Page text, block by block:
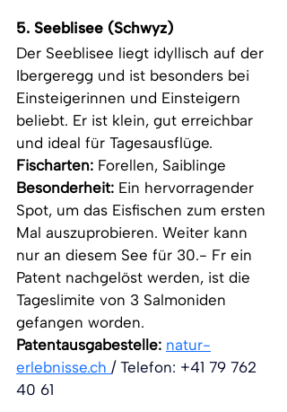
5. Seeblisee (Schwyz)
Der Seeblisee liegt idyllisch auf der
Ibergeregg und ist besonders bei
Einsteigerinnen und Einsteigern
beliebt. Er ist klein, gut erreichbar
und ideal für Tagesausflüge.
Fischarten: Forellen, Saiblinge
Besonderheit: Ein hervorragender
Spot, um das Eisfischen zum ersten
Mal auszuprobieren. Weiter kann
nur an diesem See für 30.- Fr ein
Patent nachgelöst werden, ist die
Tageslimite von 3 Salmoniden
gefangen worden.
Patentausgabestelle: natur-
erlebnisse.ch / Telefon: +41 79 762
40 61